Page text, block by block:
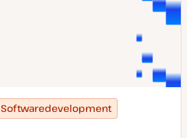
Softwaredevelopment